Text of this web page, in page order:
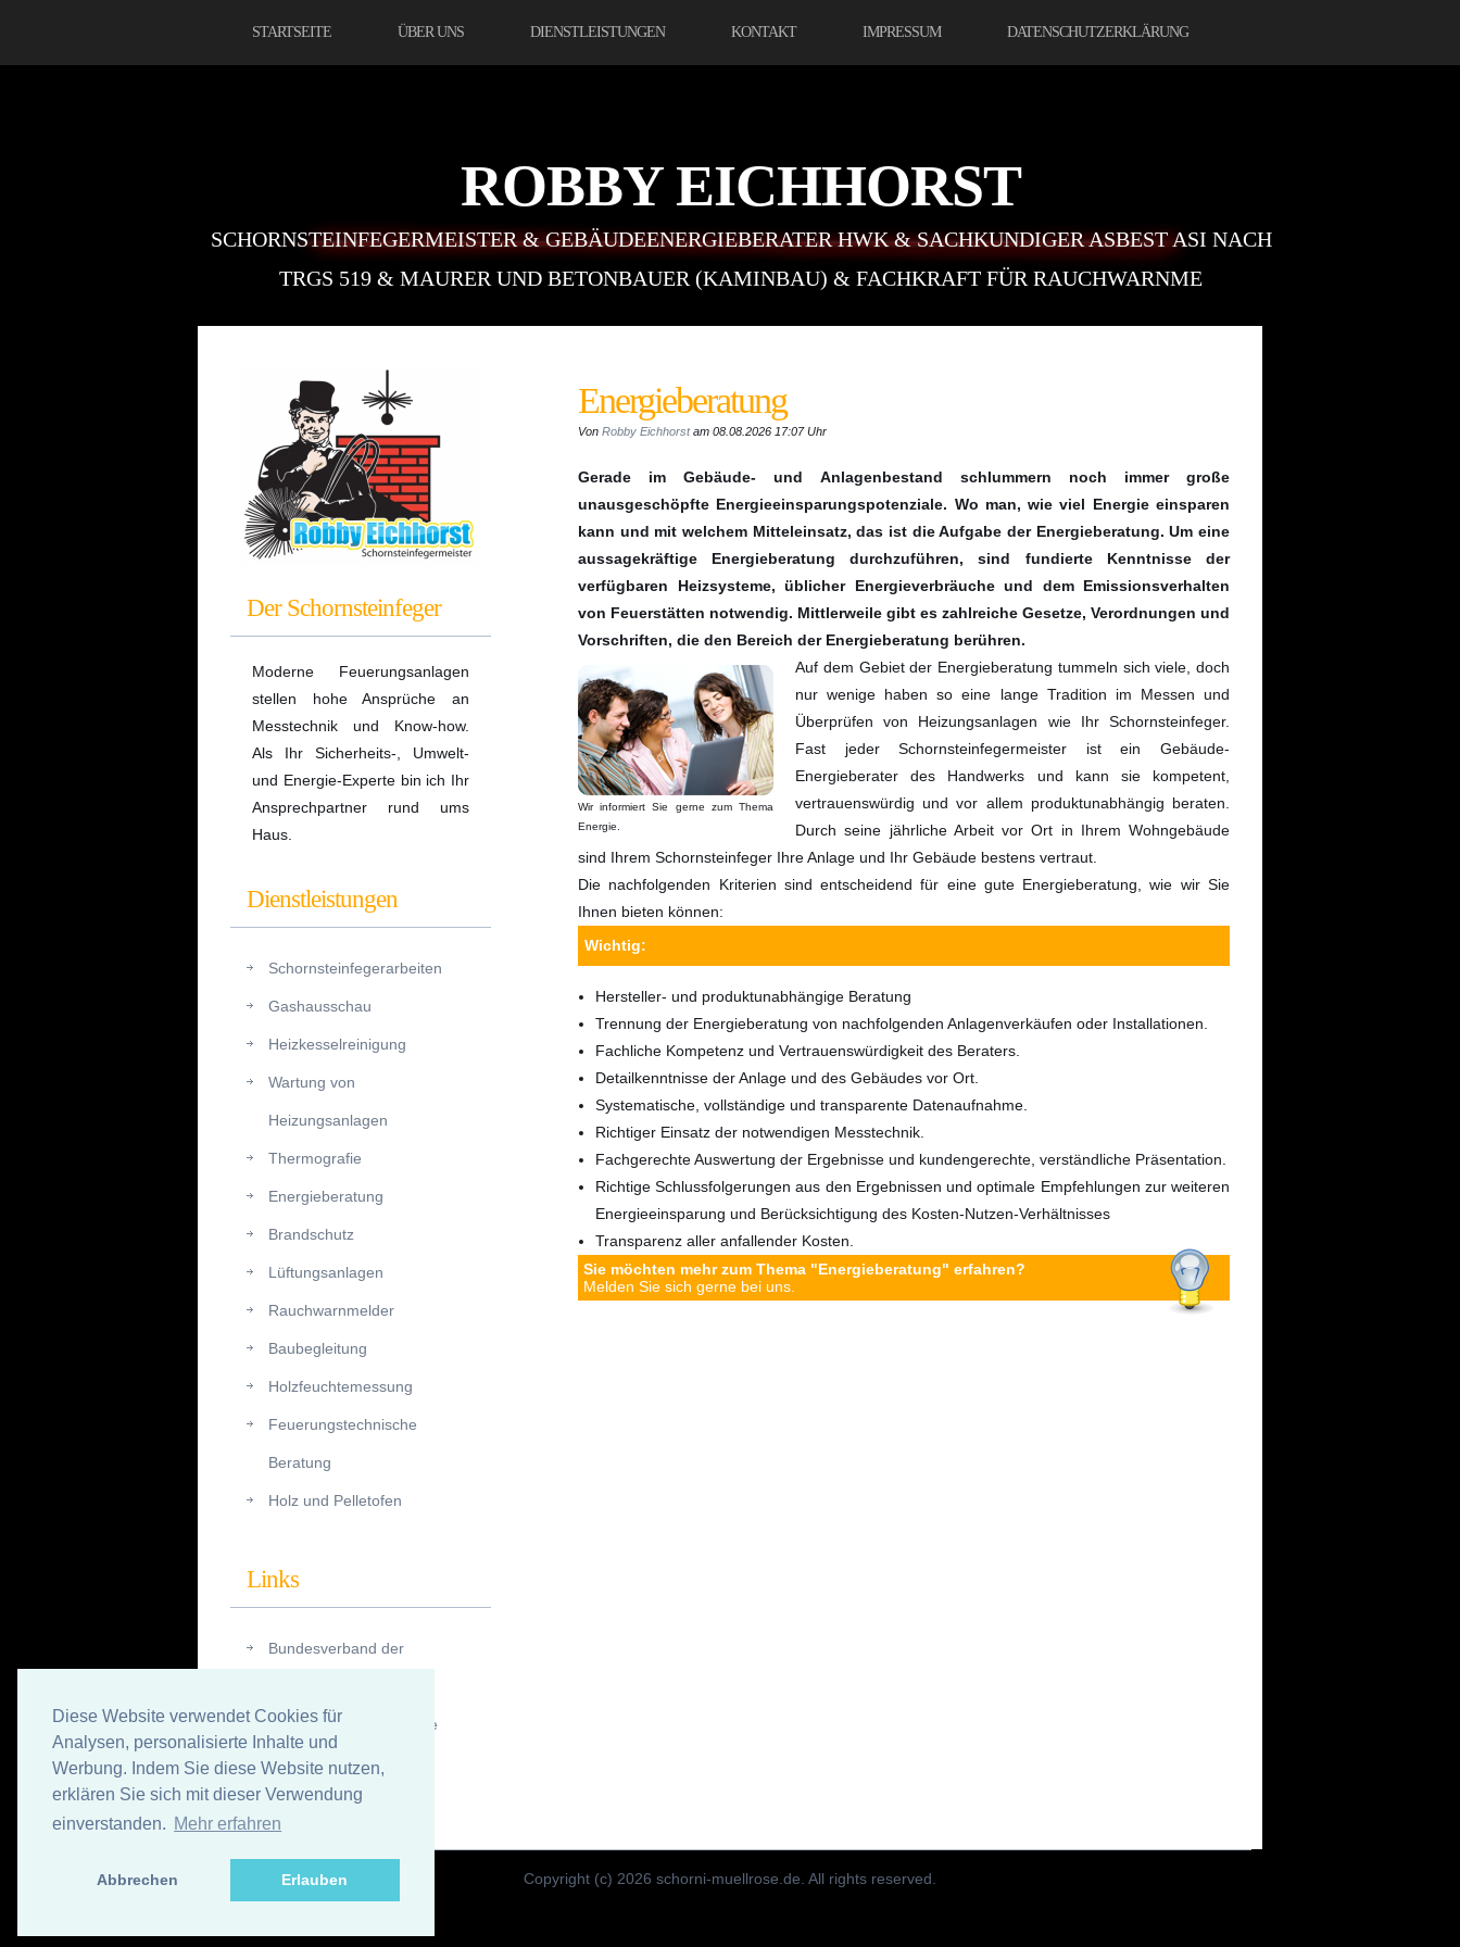
Diese Website verwendet Cookies für
Analysen, personalisierte Inhalte und
Werbung. Indem Sie diese Website nutzen,
erklären Sie sich mit dieser Verwendung
einverstanden. Mehr erfahren
Abbrechen Erlauben
STARTSEITE ÜBER UNS DIENSTLEISTUNGEN KONTAKT IMPRESSUM DATENSCHUTZERKLÄRUNG
ROBBY EICHHORST
SCHORNSTEINFEGERMEISTER & GEBÄUDEENERGIEBERATER HWK & SACHKUNDIGER ASBEST ASI NACH
TRGS 519 & MAURER UND BETONBAUER (KAMINBAU) & FACHKRAFT FÜR RAUCHWARNME
Energieberatung
Von Robby Eichhorstam 08.08.2026 17:07 Uhr
Gerade im Gebäude- und Anlagenbestand schlummern noch immer große
unausgeschöpfte Energieeinsparungspotenziale. Wo man, wie viel Energie einsparen
kann und mit welchem Mitteleinsatz, das ist die Aufgabe der Energieberatung. Um eine
aussagekräftige Energieberatung durchzuführen, sind fundierte Kenntnisse der
verfügbaren Heizsysteme, üblicher Energieverbräuche und dem Emissionsverhalten
von Feuerstätten notwendig. Mittlerweile gibt es zahlreiche Gesetze, Verordnungen und
Vorschriften, die den Bereich der Energieberatung berühren.
Wir informiert Sie gerne zum Thema
Energie.
Auf dem Gebiet der Energieberatung tummeln sich viele, doch
nur wenige haben so eine lange Tradition im Messen und
Überprüfen von Heizungsanlagen wie Ihr Schornsteinfeger.
Fast jeder Schornsteinfegermeister ist ein Gebäude-
Energieberater des Handwerks und kann sie kompetent,
vertrauenswürdig und vor allem produktunabhängig beraten.
Durch seine jährliche Arbeit vor Ort in Ihrem Wohngebäude
sind Ihrem Schornsteinfeger Ihre Anlage und Ihr Gebäude bestens vertraut.
Die nachfolgenden Kriterien sind entscheidend für eine gute Energieberatung, wie wir Sie
Ihnen bieten können:
Wichtig:
Hersteller- und produktunabhängige Beratung
Trennung der Energieberatung von nachfolgenden Anlagenverkäufen oder Installationen.
Fachliche Kompetenz und Vertrauenswürdigkeit des Beraters.
Detailkenntnisse der Anlage und des Gebäudes vor Ort.
Systematische, vollständige und transparente Datenaufnahme.
Richtiger Einsatz der notwendigen Messtechnik.
Fachgerechte Auswertung der Ergebnisse und kundengerechte, verständliche Präsentation.
Richtige Schlussfolgerungen aus den Ergebnissen und optimale Empfehlungen zur weiteren
Energieeinsparung und Berücksichtigung des Kosten-Nutzen-Verhältnisses
Transparenz aller anfallender Kosten.
Sie möchten mehr zum Thema "Energieberatung" erfahren?
Melden Sie sich gerne bei uns.
Der Schornsteinfeger
Moderne Feuerungsanlagen
stellen hohe Ansprüche an
Messtechnik und Know-how.
Als Ihr Sicherheits-, Umwelt-
und Energie-Experte bin ich Ihr
Ansprechpartner rund ums
Haus.
Dienstleistungen
Schornsteinfegerarbeiten
Gashausschau
Heizkesselreinigung
Wartung von
Heizungsanlagen
Thermografie
Energieberatung
Brandschutz
Lüftungsanlagen
Rauchwarnmelder
Baubegleitung
Holzfeuchtemessung
Feuerungstechnische
Beratung
Holz und Pelletofen
Links
Bundesverband der
Dena (Deutsche Energie
Agentur)
Copyright (c) 2026 schorni-muellrose.de. All rights reserved.